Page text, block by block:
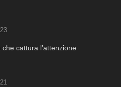
cattura l’attenzione